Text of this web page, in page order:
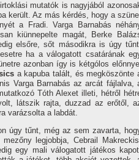
mutatók is nagyjából
került. Az más kérdés, hogy a
a Fradi. Varga Barnabás
kiünnepelte magát, Berke
elsőre, sőt másodikra is úgy
ha a válogatott csatárának
azonban így is kétgólos előnnyel
a kapuba talált, és megköszönte
Varga Barnabás az arcát fájlalva,
Tóth Alexet illeti, hétről
látszik rajta, duzzad az erőtől,
varázsolta a labdát.
úgy tűnt, még az sem zavarta,
legjobbja, Cebrail
egy mali válogatott játékos